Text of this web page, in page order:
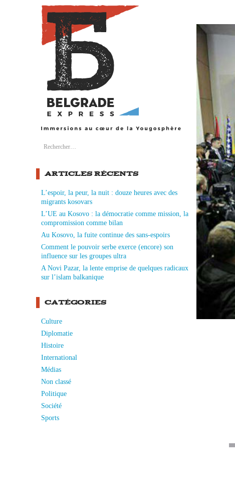
Search
Rechercher :
ARTICLES RÉCENTS
L’espoir, la peur, la nuit : douze heures avec des
migrants kosovars
L’UE au Kosovo : la démocratie comme mission, la
compromission comme bilan
Au Kosovo, la fuite continue des sans-espoirs
Comment le pouvoir serbe exerce (encore) son
influence sur les groupes ultra
A Novi Pazar, la lente emprise de quelques radicaux
sur l’islam balkanique
CATÉGORIES
Culture
Diplomatie
Histoire
International
Médias
Non classé
Politique
Société
Sports